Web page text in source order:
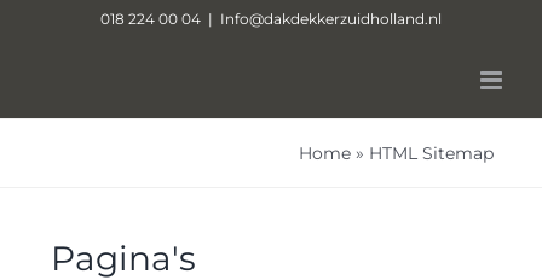
018 224 00 04 | Info@dakdekkerzuidholland.nl
Home » HTML Sitemap
Pagina's